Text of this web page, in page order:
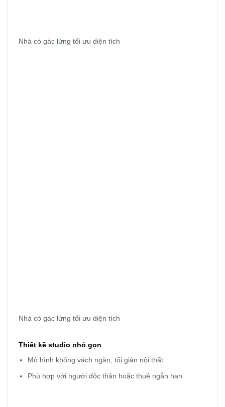
Nhà có gác lửng tối ưu diện tích
Nhà có gác lửng tối ưu diện tích
Thiết kế studio nhỏ gọn
Mô hình không vách ngăn, tối giản nội thất
Phù hợp với người độc thân hoặc thuê ngắn hạn